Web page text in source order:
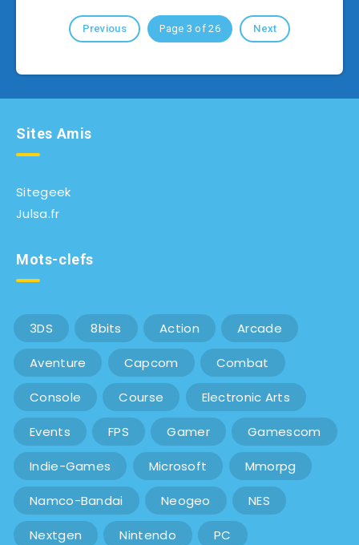
Previous Page 3 of 26 Next
Sites Amis
Sitegeek
Julsa.fr
Mots-clefs
3DS 8bits Action Arcade
Aventure Capcom Combat
Console Course Electronic Arts
Events FPS Gamer Gamescom
Indie-Games Microsoft Mmorpg
Namco-Bandai Neogeo NES
Nextgen Nintendo PC